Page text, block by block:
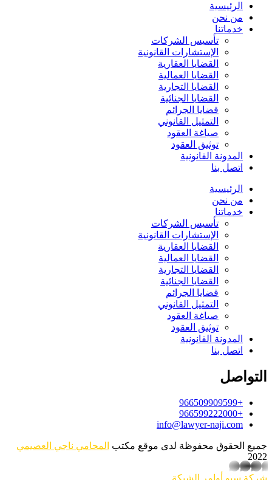
الرئيسية
من نحن
خدماتنا
تأسيس الشركات
الإستشارات القانونية
القضايا العقارية
القضايا العمالية
القضايا التجارية
القضايا الجنائية
قضايا الجرائم
التمثيل القانوني
صياغة العقود
توثيق العقود
المدونة القانونية
اتصل بنا
الرئيسية
من نحن
خدماتنا
تأسيس الشركات
الإستشارات القانونية
القضايا العقارية
القضايا العمالية
القضايا التجارية
القضايا الجنائية
قضايا الجرائم
التمثيل القانوني
صياغة العقود
توثيق العقود
المدونة القانونية
اتصل بنا
التواصل
+966509909599
+966599222000
info@lawyer-naji.com
جميع الحقوق محفوظة لدى موقع مكتب المحامي ناجي العصيمي
2022
شركة سيو أوامر الشبكة
whatsapp